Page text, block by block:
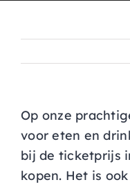
Op onze
voor eten en
bij de ticketprijs
kopen. Het is